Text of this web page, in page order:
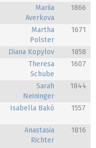
Mariia
Averkova
1866
Martha
Polster
1671
Diana Kopylov
1858
Theresa
Schube
1607
Sarah
Neininger
1844
Isabella Bakó 1557
Anastasia
Richter
1816